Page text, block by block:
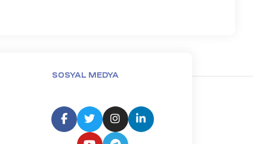
SOSYAL MEDYA